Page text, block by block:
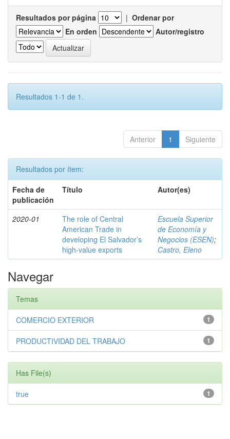
Resultados por página | Ordenar por
En orden
Autor/registro
Resultados 1-1 de 1.
Anterior 1 Siguiente
Resultados por ítem:
Fecha de
publicación
Título Autor(es)
2020-01
The role of Central
American Trade in
developing El Salvador’s
high-value exports
Escuela Superior
de Economía y
Negocios (ESEN);
Castro, Eleno
Navegar
Temas
1
COMERCIO EXTERIOR
1
PRODUCTIVIDAD DEL TRABAJO
Has File(s)
1
true